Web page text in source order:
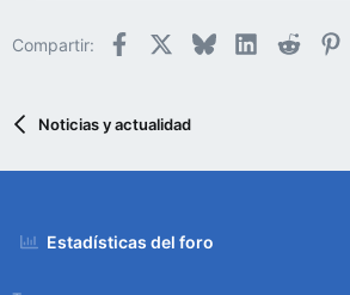
Compartir: Facebook BlueskyLinkedIn
Reddit
Noticias y actualidad
Estadísticas del foro